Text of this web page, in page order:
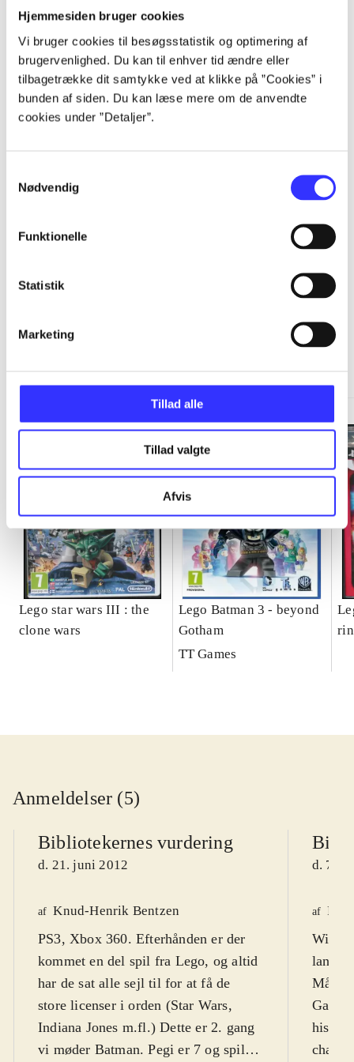
Hjemmesiden bruger cookies
Vi bruger cookies til besøgsstatistik og optimering af
brugervenlighed. Du kan til enhver tid ændre eller
tilbagetrække dit samtykke ved at klikke på ”Cookies” i
bunden af siden. Du kan læse mere om de anvendte
cookies under ”Detaljer”.
Nødvendig
Funktionelle
Statistik
Marketing
Tillad alle
Tillad valgte
Afvis
...
...
...
...
Lego star wars III : the
clone wars
Lego Batman 3 - beyond
Gotham
TT Games
Anmeldelser (5)
Bibliotekernes vurdering
d. 21. juni 2012
af Knud-Henrik Bentzen
PS3, Xbox 360. Efterhånden er der
kommet en del spil fra Lego, og altid
har de sat alle sejl til for at få de
store licenser i orden (Star Wars,
Indiana Jones m.fl.) Dette er 2. gang
vi møder Batman. Pegi er 7 og spillet
d. 7.
af
WiiU.
lange